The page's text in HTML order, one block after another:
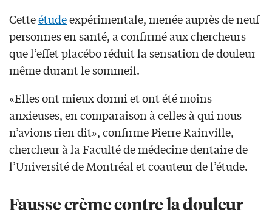
Cetteétudeexpérimentale, menée auprès de neuf
personnes en santé, a confirmé aux chercheurs
que l’effet placébo réduit la sensation de douleur
même durant le sommeil.
«Elles ont mieux dormi et ont été moins
anxieuses, en comparaison à celles à qui nous
n’avions rien dit», confirme Pierre Rainville,
chercheur à la Faculté de médecine dentaire de
l’Université de Montréal et coauteur de l’étude.
Fausse crème contre la douleur